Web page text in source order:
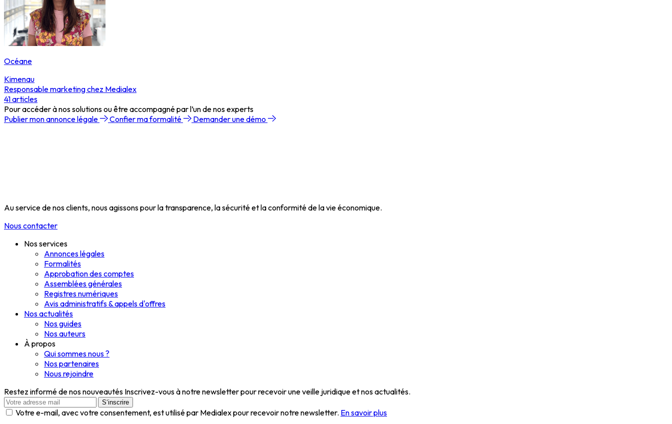
Océane
Kimenau
Responsable marketing chez Medialex
41articles
Pour accéder à nos solutions ou être accompagné par l’un de nos experts
Publier mon annonce légale
Confier ma formalité Demander une démo
Au service de nos clients, nous agissons pour la transparence, la sécurité et la conformité de la vie économique.
Nous contacter
Nos services
Annonces légales
Formalités
Approbation des comptes
Assemblées générales
Registres numériques
Avis administratifs & appels d'offres
Nos actualités
Nos guides
Nos auteurs
À propos
Qui sommes nous ?
Nos partenaires
Nous rejoindre
Restez informé de nos nouveautés Inscrivez-vous à notre newsletter pour recevoir une veille juridique et nos actualités.
S‘inscrire
Votre e-mail, avec votre consentement, est utilisé par Medialex pour recevoir notre newsletter. En savoir plus